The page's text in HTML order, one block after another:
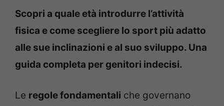
Scopri a quale età introdurre l’attività
fisica e come scegliere lo sport più adatto
alle sue inclinazioni e al suo sviluppo. Una
guida completa per genitori indecisi.
Le regole fondamentali che governano